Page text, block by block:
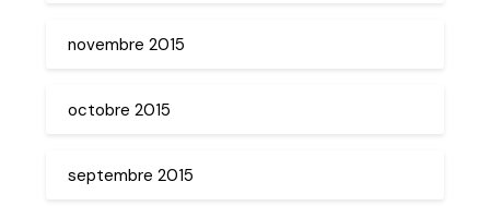
novembre 2015
octobre 2015
septembre 2015